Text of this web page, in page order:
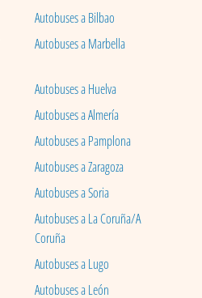
Autobuses a Bilbao
Autobuses a Marbella
Autobuses a Huelva
Autobuses a Almería
Autobuses a Pamplona
Autobuses a Zaragoza
Autobuses a Soria
Autobuses a La Coruña/A
Coruña
Autobuses a Lugo
Autobuses a León